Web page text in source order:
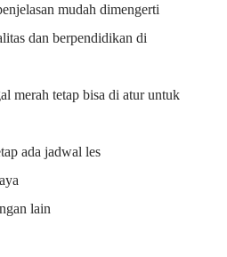
mudah dimengerti
dan berpendidikan di
merah tetap bisa di atur untuk
ada jadwal les
lain